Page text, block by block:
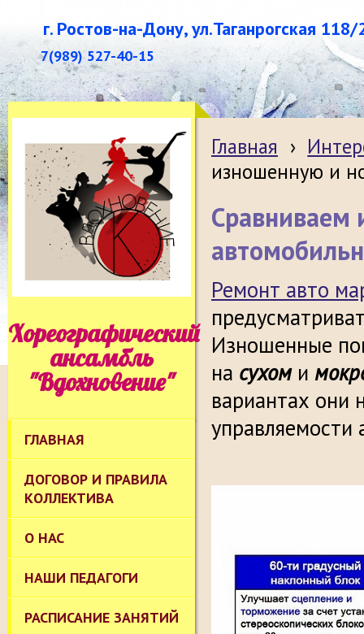
г. Ростов-на-Дону, ул.Таганрогская 118/
7(989) 527-40-15
Хореографический
ансамбль
"Вдохновение"
ГЛАВНАЯ
ДОГОВОР И ПРАВИЛА
КОЛЛЕКТИВА
О НАС
НАШИ ПЕДАГОГИ
РАСПИСАНИЕ ЗАНЯТИЙ
Главная ›
изношенную и
Сравниваем
Ремонт авто
Изношенные
на сухоми
вариантах они
управляемости